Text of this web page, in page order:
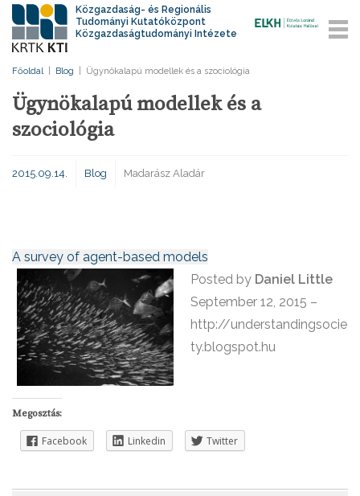
Közgazdaság- és Regionális
Tudományi Kutatóközpont
Közgazdaságtudományi Intézete
Főoldal Blog Ügynökalapú modellek és a szociológia
Ügynökalapú modellek és a
szociológia
2015.09.14. Blog Madarász Aladár
A survey of agent-based models
Posted by Daniel Little
September 12, 2015 –
http://understandingsocie
ty.blogspot.hu
Megosztás:
Facebook Linkedin Twitter